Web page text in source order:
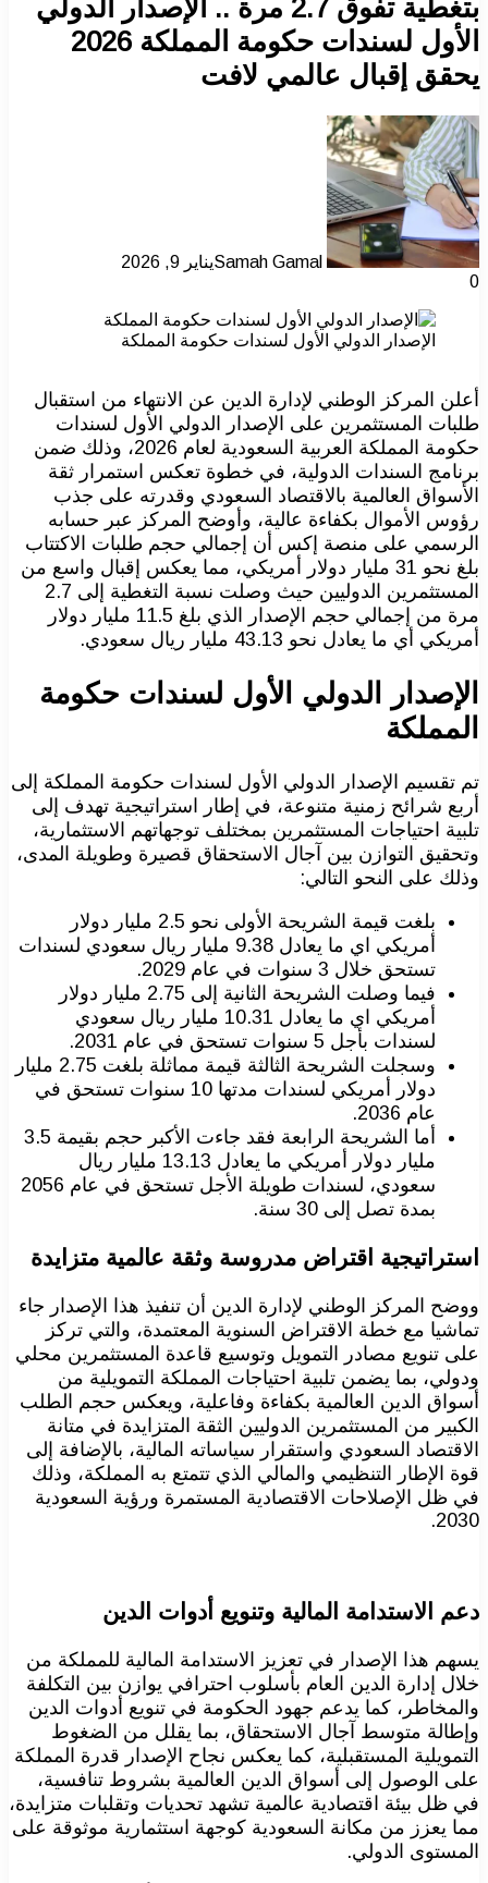
بتغطية تفوق 2.7 مرة .. الإصدار الدولي
الأول لسندات حكومة المملكة 2026
يحقق إقبال عالمي لافت
Samah Gamalيناير 9, 2026
0
الإصدار الدولي الأول لسندات حكومة المملكة
أعلن المركز الوطني لإدارة الدين عن الانتهاء من استقبال
طلبات المستثمرين على الإصدار الدولي الأول لسندات
حكومة المملكة العربية السعودية لعام 2026، وذلك ضمن
برنامج السندات الدولية، في خطوة تعكس استمرار ثقة
الأسواق العالمية بالاقتصاد السعودي وقدرته على جذب
رؤوس الأموال بكفاءة عالية، وأوضح المركز عبر حسابه
الرسمي على منصة إكس أن إجمالي حجم طلبات الاكتتاب
بلغ نحو 31 مليار دولار أمريكي، مما يعكس إقبال واسع من
المستثمرين الدوليين حيث وصلت نسبة التغطية إلى 2.7
مرة من إجمالي حجم الإصدار الذي بلغ 11.5 مليار دولار
أمريكي أي ما يعادل نحو 43.13 مليار ريال سعودي.
الإصدار الدولي الأول لسندات حكومة
المملكة
تم تقسيم الإصدار الدولي الأول لسندات حكومة المملكة إلى
أربع شرائح زمنية متنوعة، في إطار استراتيجية تهدف إلى
تلبية احتياجات المستثمرين بمختلف توجهاتهم الاستثمارية،
وتحقيق التوازن بين آجال الاستحقاق قصيرة وطويلة المدى،
وذلك على النحو التالي:
بلغت قيمة الشريحة الأولى نحو 2.5 مليار دولار
أمريكي اي ما يعادل 9.38 مليار ريال سعودي لسندات
تستحق خلال 3 سنوات في عام 2029.
فيما وصلت الشريحة الثانية إلى 2.75 مليار دولار
أمريكي اي ما يعادل 10.31 مليار ريال سعودي
لسندات بأجل 5 سنوات تستحق في عام 2031.
وسجلت الشريحة الثالثة قيمة مماثلة بلغت 2.75 مليار
دولار أمريكي لسندات مدتها 10 سنوات تستحق في
عام 2036.
أما الشريحة الرابعة فقد جاءت الأكبر حجم بقيمة 3.5
مليار دولار أمريكي ما يعادل 13.13 مليار ريال
سعودي، لسندات طويلة الأجل تستحق في عام 2056
بمدة تصل إلى 30 سنة.
استراتيجية اقتراض مدروسة وثقة عالمية متزايدة
ووضح المركز الوطني لإدارة الدين أن تنفيذ هذا الإصدار جاء
تماشيا مع خطة الاقتراض السنوية المعتمدة، والتي تركز
على تنويع مصادر التمويل وتوسيع قاعدة المستثمرين محلي
ودولي، بما يضمن تلبية احتياجات المملكة التمويلية من
أسواق الدين العالمية بكفاءة وفاعلية، ويعكس حجم الطلب
الكبير من المستثمرين الدوليين الثقة المتزايدة في متانة
الاقتصاد السعودي واستقرار سياساته المالية، بالإضافة إلى
قوة الإطار التنظيمي والمالي الذي تتمتع به المملكة، وذلك
في ظل الإصلاحات الاقتصادية المستمرة ورؤية السعودية
2030.
دعم الاستدامة المالية وتنويع أدوات الدين
يسهم هذا الإصدار في تعزيز الاستدامة المالية للمملكة من
خلال إدارة الدين العام بأسلوب احترافي يوازن بين التكلفة
والمخاطر، كما يدعم جهود الحكومة في تنويع أدوات الدين
وإطالة متوسط آجال الاستحقاق، بما يقلل من الضغوط
التمويلية المستقبلية، كما يعكس نجاح الإصدار قدرة المملكة
على الوصول إلى أسواق الدين العالمية بشروط تنافسية،
في ظل بيئة اقتصادية عالمية تشهد تحديات وتقلبات متزايدة،
مما يعزز من مكانة السعودية كوجهة استثمارية موثوقة على
المستوى الدولي.